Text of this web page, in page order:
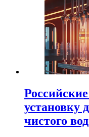
установку
чистого